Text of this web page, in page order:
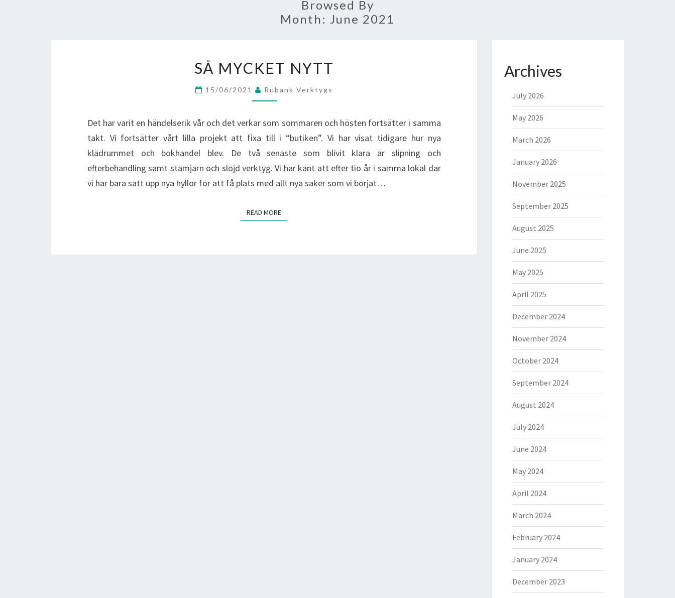
Browsed By
Month: June 2021
MYCKET
NYTT
SÅ MYCKET NYTT
15/06/2021 Rubank Verktygs
Det har varit en händelserik vår och det verkar som sommaren och hösten fortsätter i samma
takt. Vi fortsätter vårt lilla projekt att fixa till i “butiken”. Vi har visat tidigare hur nya
klädrummet och bokhandel blev. De två senaste som blivit klara är slipning och
efterbehandling samt stämjärn och slöjd verktyg. Vi har känt att efter tio år i samma lokal där
vi har bara satt upp nya hyllor för att få plats med allt nya saker som vi börjat…
READ MOREREAD MORE
Archives
July 2026
May 2026
March 2026
January 2026
November 2025
September 2025
August 2025
June 2025
May 2025
April 2025
December 2024
November 2024
October 2024
September 2024
August 2024
July 2024
June 2024
May 2024
April 2024
March 2024
February 2024
January 2024
December 2023